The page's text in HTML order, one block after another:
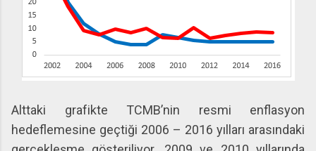
Alttaki grafikte TCMB’nin resmi enflasyon
hedeflemesine geçtiği 2006 – 2016 yılları arasındaki